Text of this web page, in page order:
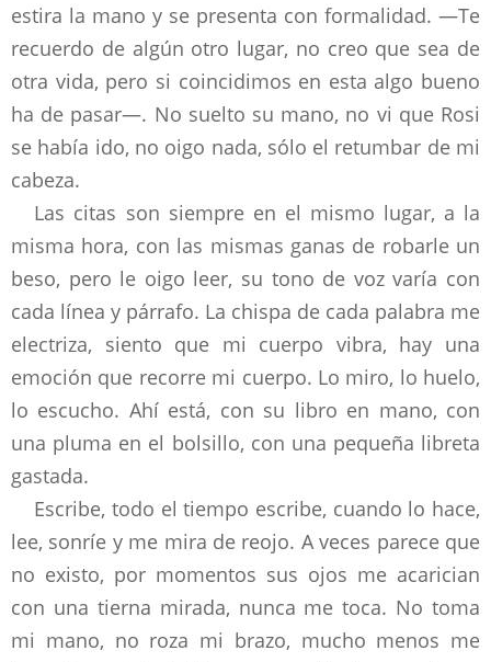
estira la mano y se presenta con formalidad. —Te
recuerdo de algún otro lugar, no creo que sea de
otra vida, pero si coincidimos en esta algo bueno
ha de pasar—. No suelto su mano, no vi que Rosi
se había ido, no oigo nada, sólo el retumbar de mi
cabeza.
Las citas son siempre en el mismo lugar, a la
misma hora, con las mismas ganas de robarle un
beso, pero le oigo leer, su tono de voz varía con
cada línea y párrafo. La chispa de cada palabra me
electriza, siento que mi cuerpo vibra, hay una
emoción que recorre mi cuerpo. Lo miro, lo huelo,
lo escucho. Ahí está, con su libro en mano, con
una pluma en el bolsillo, con una pequeña libreta
gastada.
Escribe, todo el tiempo escribe, cuando lo hace,
lee, sonríe y me mira de reojo. A veces parece que
no existo, por momentos sus ojos me acarician
con una tierna mirada, nunca me toca. No toma
mi mano, no roza mi brazo, mucho menos me